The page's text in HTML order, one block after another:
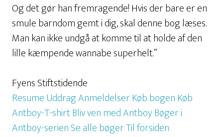
Og det gør han fremragende! Hvis der bare er en
smule barndom gemt i dig, skal denne bog læses.
Man kan ikke undgå at komme til at holde af den
lille kæmpende wannabe superhelt.”
Fyens Stiftstidende
ResumeUddragAnmeldelserKøb bogenKøb
Antboy-T-shirtBliv ven med AntboyBøger i
Antboy-serienSe alle bøgerTil forsiden